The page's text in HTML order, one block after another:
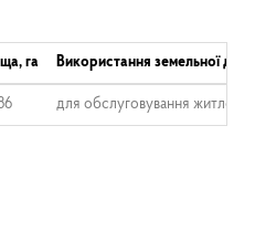
га Використання земельної
для обслуговування